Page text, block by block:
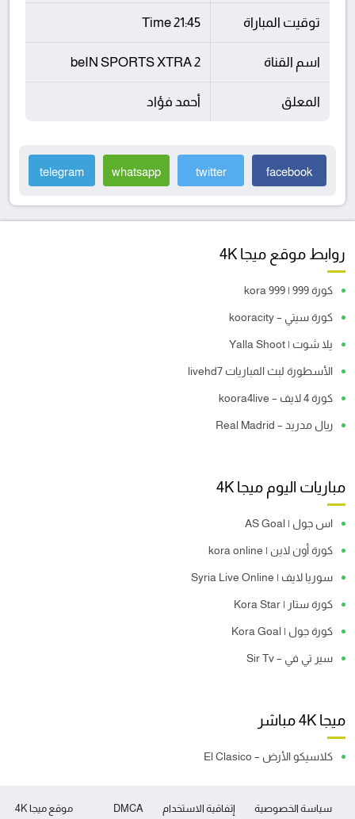
توقيت المباراة 21:45 Time
اسم القناة beIN SPORTS XTRA 2
المعلق أحمد فؤاد
facebook
twitter
whatsapp
telegram
روابط موقع ميجا 4K
كورة 999 | kora 999
كورة سيتي – kooracity
يلا شوت | Yalla Shoot
الأسطورة لبث المباريات livehd7
كورة 4 لايف – koora4live
ريال مدريد – Real Madrid
مباريات اليوم ميجا 4K
اس جول | AS Goal
كورة أون لاين | kora online
سوريا لايف | Syria Live Online
كورة ستار | Kora Star
كورة جول | Kora Goal
سير تي في – Sir Tv
ميجا 4K مباشر
كلاسيكو الأرض – El Clasico
موقع ميجا 4K سياسة الخصوصية إتفاقية الاستخدام DMCA